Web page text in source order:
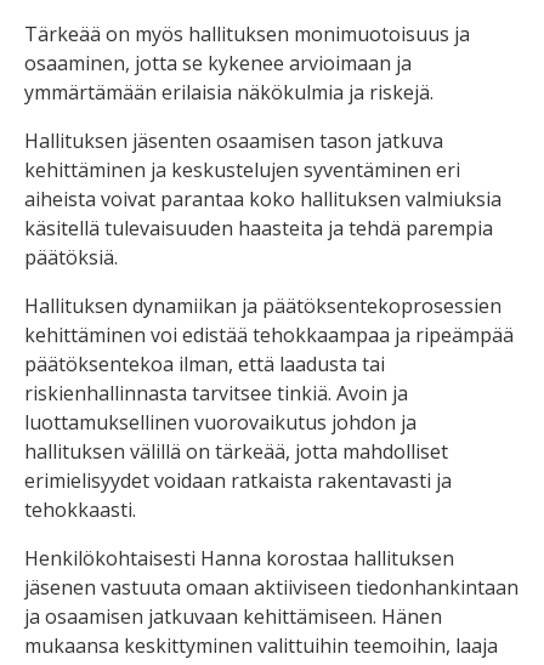
Tärkeää on myös hallituksen monimuotoisuus ja
osaaminen, jotta se kykenee arvioimaan ja
ymmärtämään erilaisia näkökulmia ja riskejä.
Hallituksen jäsenten osaamisen tason jatkuva
kehittäminen ja keskustelujen syventäminen eri
aiheista voivat parantaa koko hallituksen valmiuksia
käsitellä tulevaisuuden haasteita ja tehdä parempia
päätöksiä.
Hallituksen dynamiikan ja päätöksentekoprosessien
kehittäminen voi edistää tehokkaampaa ja ripeämpää
päätöksentekoa ilman, että laadusta tai
riskienhallinnasta tarvitsee tinkiä. Avoin ja
luottamuksellinen vuorovaikutus johdon ja
hallituksen välillä on tärkeää, jotta mahdolliset
erimielisyydet voidaan ratkaista rakentavasti ja
tehokkaasti.
Henkilökohtaisesti Hanna korostaa hallituksen
jäsenen vastuuta omaan aktiiviseen tiedonhankintaan
ja osaamisen jatkuvaan kehittämiseen. Hänen
mukaansa keskittyminen valittuihin teemoihin, laaja